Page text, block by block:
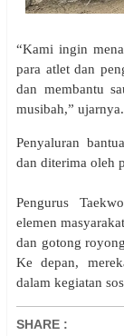
“Kami ingin
para atlet dan
dan membantu
musibah,” ujarnya.
Penyaluran
dan diterima oleh
Pengurus
elemen
dan gotong
Ke depan,
dalam kegiatan
SHARE :